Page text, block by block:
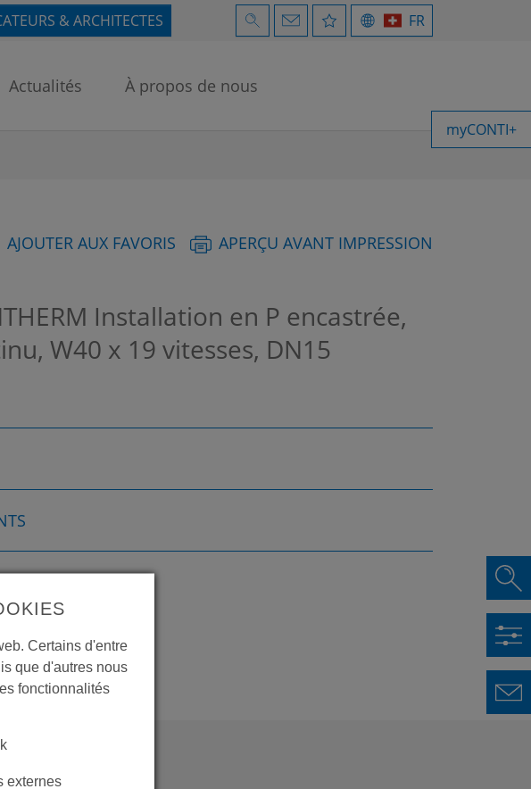
& ARCHITECTES FR
Actualités À propos de nous
myCONTI+
AJOUTER AUX FAVORIS APERÇU AVANT IMPRESSION
Installation en P encastrée,
W40 x 19 vitesses, DN15
Certains d'entre
que d'autres nous
fonctionnalités
externes